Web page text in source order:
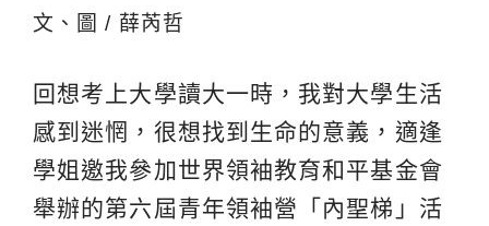
文、圖 / 薛芮哲
回想考上大學讀大一時，我對大學生活
感到迷惘，很想找到生命的意義，適逢
學姐邀我參加世界領袖教育和平基金會
舉辦的第六屆青年領袖營「內聖梯」活